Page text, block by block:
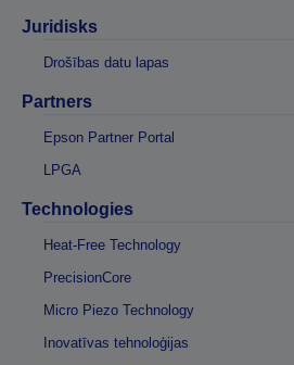
Juridisks
Drošības datu lapas
Partners
Epson Partner Portal
LPGA
Technologies
Heat-Free Technology
PrecisionCore
Micro Piezo Technology
Inovatīvas tehnoloģijas